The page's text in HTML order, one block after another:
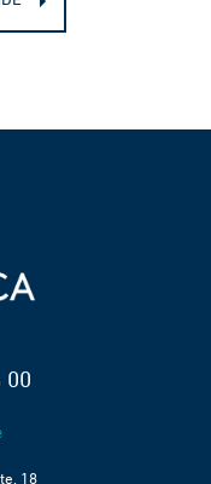
00
18